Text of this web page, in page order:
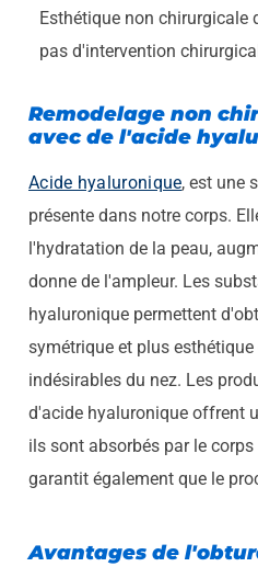
Esthétique non chirurgicale
pas d'intervention
Remodelage non
avec de l'acide
Acide hyaluronique, est une
présente dans notre corps.
l'hydratation de la peau,
donne de l'ampleur. Les
hyaluronique permettent
symétrique et plus
indésirables du nez. Les
d'acide hyaluronique offrent
ils sont absorbés par le
garantit également que le
Avantages de